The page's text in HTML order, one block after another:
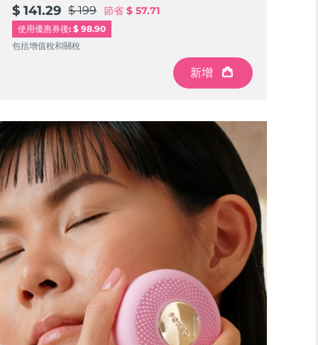
$ 141.29 $ 199 節省 $ 57.71
使用優惠券後: $ 98.90
包括增值稅和關稅
新增